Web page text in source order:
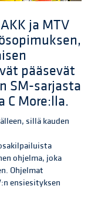
ja MTV
pääsevät
SM-sarjasta
C More:lla.
sillä kauden
ohjelma, joka
Ohjelmat
ensiesityksen